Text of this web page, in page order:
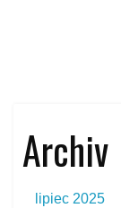
Archiv
lipiec 2025